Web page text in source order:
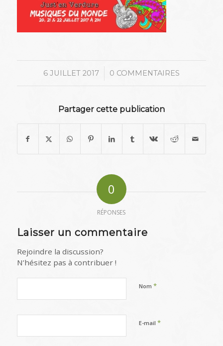
6 JUILLET 2017
/ 0 COMMENTAIRES
Partager cette publication
0
RÉPONSES
Laisser un commentaire
Rejoindre la discussion?
N’hésitez pas à contribuer !
Nom *
E-mail *